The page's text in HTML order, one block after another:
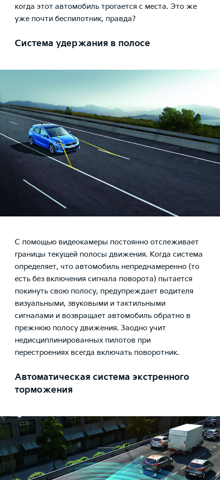
когда этот автомобиль трогается с места. Это же
уже почти беспилотник, правда?
Система удержания в полосе
С помощью видеокамеры постоянно отслеживает
границы текущей полосы движения. Когда система
определяет, что автомобиль непреднамеренно (то
есть без включения сигнала поворота) пытается
покинуть свою полосу, предупреждает водителя
визуальными, звуковыми и тактильными
сигналами и возвращает автомобиль обратно в
прежнюю полосу движения. Заодно учит
недисциплинированных пилотов при
перестроениях всегда включать поворотник.
Автоматическая система экстренного
торможения